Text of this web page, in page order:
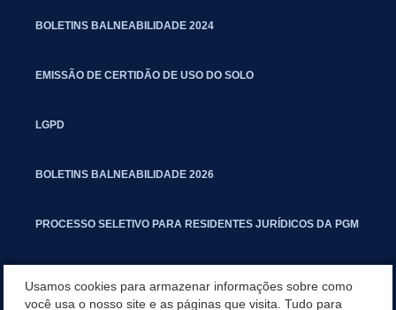
BOLETINS BALNEABILIDADE 2024
EMISSÃO DE CERTIDÃO DE USO DO SOLO
LGPD
BOLETINS BALNEABILIDADE 2026
PROCESSO SELETIVO PARA RESIDENTES JURÍDICOS DA PGM
Usamos cookies para armazenar informações sobre como
você usa o nosso site e as páginas que visita. Tudo para